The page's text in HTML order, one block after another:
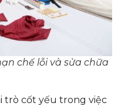
chế lỗi và sửa chữa
trò cốt yếu trong việc